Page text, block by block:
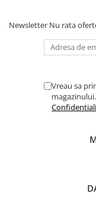
Newsletter Nu rata
Vreau sa